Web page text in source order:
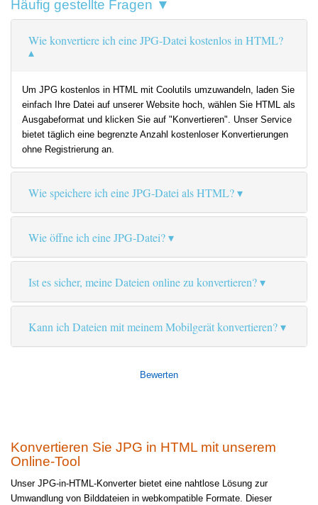
Häufig gestellte Fragen ▼
Wie konvertiere ich eine JPG-Datei kostenlos in HTML?
Um JPG kostenlos in HTML mit Coolutils umzuwandeln, laden Sie
einfach Ihre Datei auf unserer Website hoch, wählen Sie HTML als
Ausgabeformat und klicken Sie auf "Konvertieren". Unser Service
bietet täglich eine begrenzte Anzahl kostenloser Konvertierungen
ohne Registrierung an.
Wie speichere ich eine JPG-Datei als HTML?
Wie öffne ich eine JPG-Datei?
Ist es sicher, meine Dateien online zu konvertieren?
Kann ich Dateien mit meinem Mobilgerät konvertieren?
Bewerten
Konvertieren Sie JPG in HTML mit unserem
Online-Tool
Unser JPG-in-HTML-Konverter bietet eine nahtlose Lösung zur
Umwandlung von Bilddateien in webkompatible Formate. Dieser